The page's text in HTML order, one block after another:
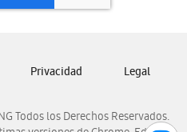
Panamá
Venezuela
Todos los Derechos Reservados.
Privacidad Legal